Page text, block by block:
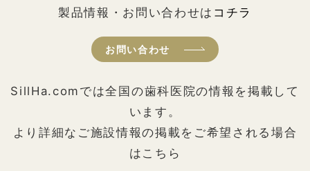
製品情報・お問い合わせは コチラ
お問い合わせ
SillHa.comでは全国の歯科医院の情報を掲載して
います。
より詳細なご施設情報の掲載をご希望される場合
はこちら